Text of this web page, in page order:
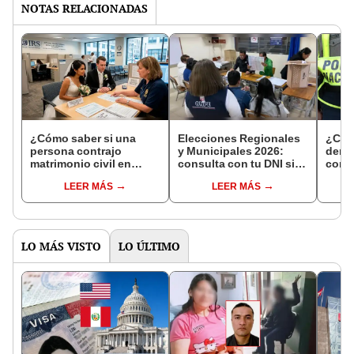
NOTAS RELACIONADAS
¿Cómo saber si una
persona contrajo
matrimonio civil en
LEER MÁS
Elecciones Regionales
y Municipales 2026:
consulta con tu DNI si
de mesa para este 4 de
octubre en el link oficial
LEER MÁS
con
LO MÁS VISTO LO ÚLTIMO